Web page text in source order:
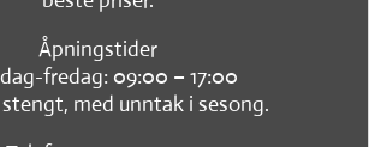
Åpningstider
fredag: 09:00 – 17:00
med unntak i sesong.